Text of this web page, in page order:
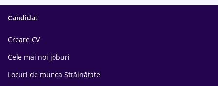
Candidat
Creare CV
Cele mai noi joburi
Locuri de munca Străinătate